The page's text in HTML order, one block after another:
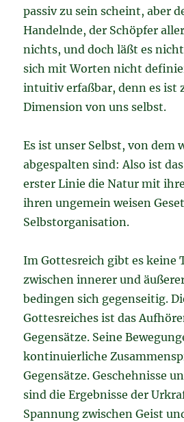
passiv zu sein scheint, aber
Handelnde, der Schöpfer
nichts, und doch läßt es
sich mit Worten nicht
intuitiv erfaßbar, denn es ist
Dimension von uns selbst.
Es ist unser Selbst, von dem
abgespalten sind: Also ist
erster Linie die Natur mit
ihren ungemein weisen
Selbstorganisation.
Im Gottesreich gibt es keine
zwischen innerer und
bedingen sich gegenseitig.
Gottesreiches ist das
Gegensätze. Seine
kontinuierliche
Gegensätze. Geschehnisse
sind die Ergebnisse der
Spannung zwischen Geist